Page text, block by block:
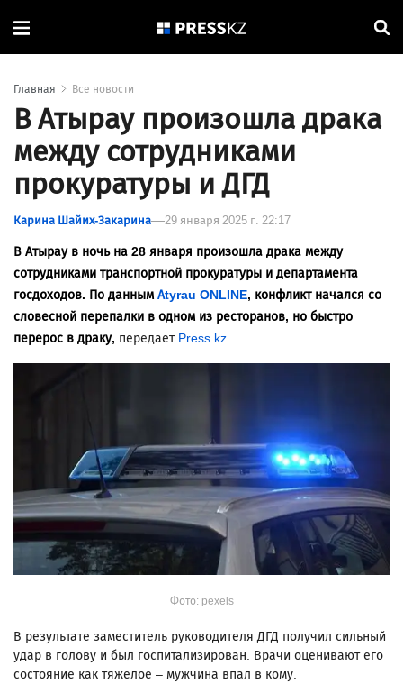
Главная Все новости
В Атырау произошла драка
между сотрудниками
прокуратуры и ДГД
Карина Шайих-Закарина 29 января 2025 г. 22:17
В Атырау в ночь на 28 января произошла драка между
сотрудниками транспортной прокуратуры и департамента
госдоходов. По даннымAtyrau ONLINE, конфликт начался со
словесной перепалки в одном из ресторанов, но быстро
перерос в драку, передает Press.kz.
Фото: pexels
В результате заместитель руководителя ДГД получил сильный
удар в голову и был госпитализирован. Врачи оценивают его
состояние как тяжелое – мужчина впал в кому.